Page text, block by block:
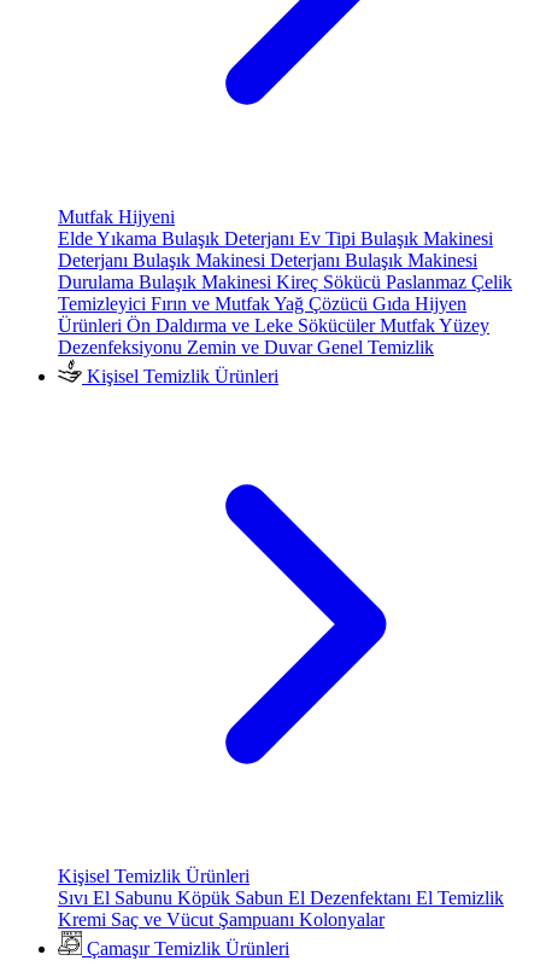
Mutfak Hijyeni
Elde Yıkama Bulaşık Deterjanı Ev Tipi Bulaşık Makinesi
Deterjanı Bulaşık Makinesi Deterjanı Bulaşık Makinesi
Durulama Bulaşık Makinesi Kireç Sökücü Paslanmaz Çelik
Temizleyici Fırın ve Mutfak Yağ Çözücü Gıda Hijyen
Ürünleri Ön Daldırma ve Leke SökücülerMutfak Yüzey
Dezenfeksiyonu Zemin ve Duvar Genel Temizlik
Kişisel Temizlik Ürünleri
Kişisel Temizlik Ürünleri
Sıvı El Sabunu Köpük Sabun El Dezenfektanı El Temizlik
Kremi Saç ve Vücut Şampuanı Kolonyalar
Çamaşır Temizlik Ürünleri